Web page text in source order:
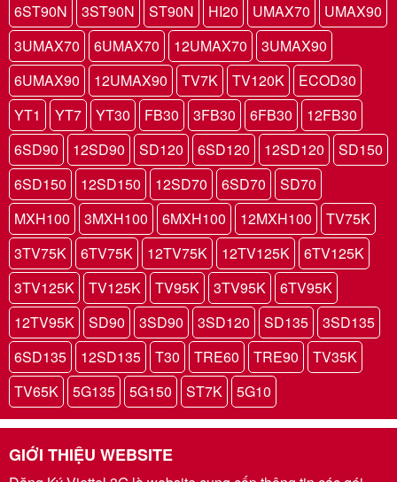
6ST90N
3ST90N ST90N HI20 UMAX70
UMAX90
3UMAX70
6UMAX70 12UMAX70
3UMAX90
6UMAX90
12UMAX90 TV7K TV120K
ECOD30
YT1
YT7 YT30 FB30 3FB30 6FB30
12FB30
6SD90
12SD90 SD120 6SD120 12SD120
SD150
6SD150
12SD150 12SD70 6SD70
SD70
MXH100
3MXH100 6MXH100 12MXH100
TV75K
3TV75K
6TV75K 12TV75K 12TV125K
6TV125K
3TV125K
TV125K TV95K 3TV95K
6TV95K
12TV95K
SD90 3SD90 3SD120 SD135
3SD135
6SD135
12SD135 T30 TRE60 TRE90
TV35K
TV65K
5G135 5G150 ST7K 5G10
GIỚI THIỆU WEBSITE